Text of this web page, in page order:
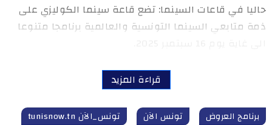
حاليا في قاعات السينما: تضع قاعة سينما الكوليزي على
ذمة متابعي السينما التونسية والعالمية برنامجا متنوعا
قراءة المزيد
برنامج العروض تونس الآن
تونس_الآن tunisnow.tn